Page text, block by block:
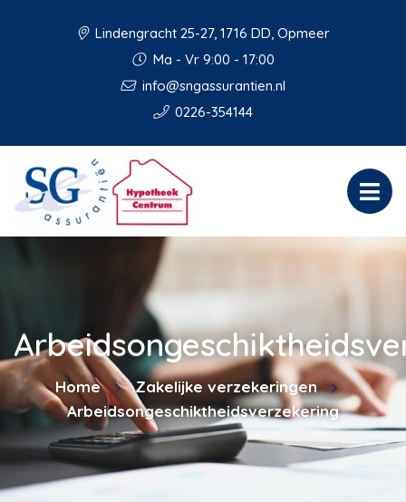
Lindengracht 25-27, 1716 DD, Opmeer
Ma - Vr 9:00 - 17:00
info@sngassurantien.nl
0226-354144
Home
Zakelijke verzekeringen
Arbeidsongeschiktheidsverzekering